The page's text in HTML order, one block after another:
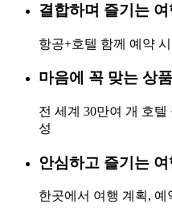
결합하며 즐기는 여
항공+호텔 함께 예약
마음에 꼭 맞는 상
전 세계 30만여 개 호
성
안심하고 즐기는 여
한곳에서 여행 계획, 예